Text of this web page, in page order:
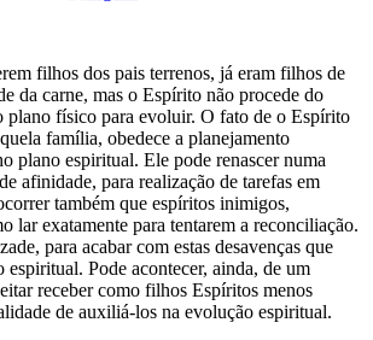
filhos dos pais terrenos, já eram filhos de
da carne, mas o Espírito não procede do
plano físico para evoluir. O fato de o Espírito
família, obedece a planejamento
plano espiritual. Ele pode renascer numa
afinidade, para realização de tarefas em
também que espíritos inimigos,
lar exatamente para tentarem a reconciliação.
para acabar com estas desavenças que
espiritual. Pode acontecer, ainda, de um
receber como filhos Espíritos menos
de auxiliá-los na evolução espiritual.